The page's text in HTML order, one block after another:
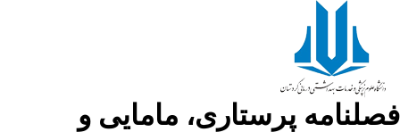
پرستاری، مامایی و